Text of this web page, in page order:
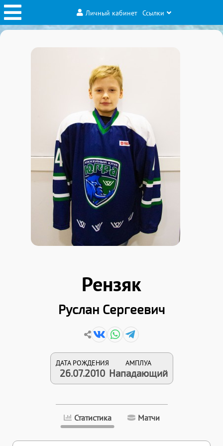
Личный кабинет Ссылки
Рензяк
Руслан Сергеевич
ДАТА РОЖДЕНИЯ
26.07.2010
АМПЛУА
Нападающий
Статистика Матчи